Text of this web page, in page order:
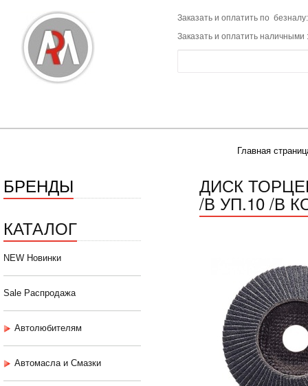
Заказать и оплатить по
Заказать и оплатить наличными
Главная
БРЕНДЫ
КАТАЛОГ
NEW Новинки
Sale Распродажа
Автолюбителям
Автомасла и Смазки
ДИСК
/В УП.10 /В